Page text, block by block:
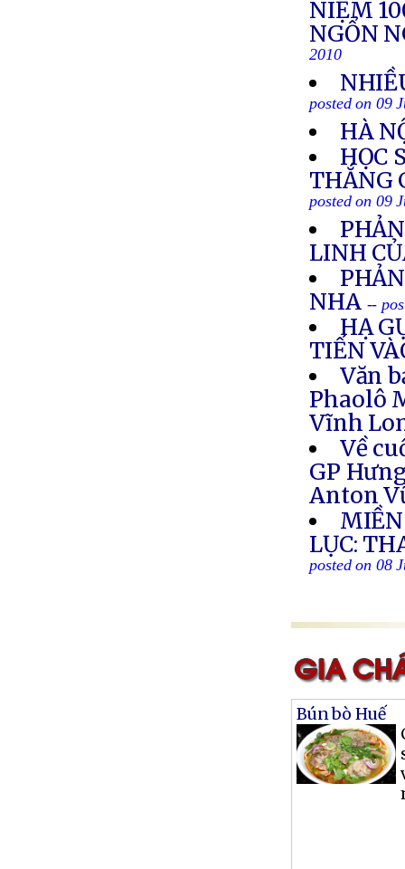
NIỆM
NGỔN
2010
posted on 09
HÀ
HỌC
THẮNG
posted on 09
LINH
NHA --
HẠ
TIẾN
Văn
Phaolô
Vĩnh
Về
GP
Anton
LỤC:
posted on 08
Bún bò Huế